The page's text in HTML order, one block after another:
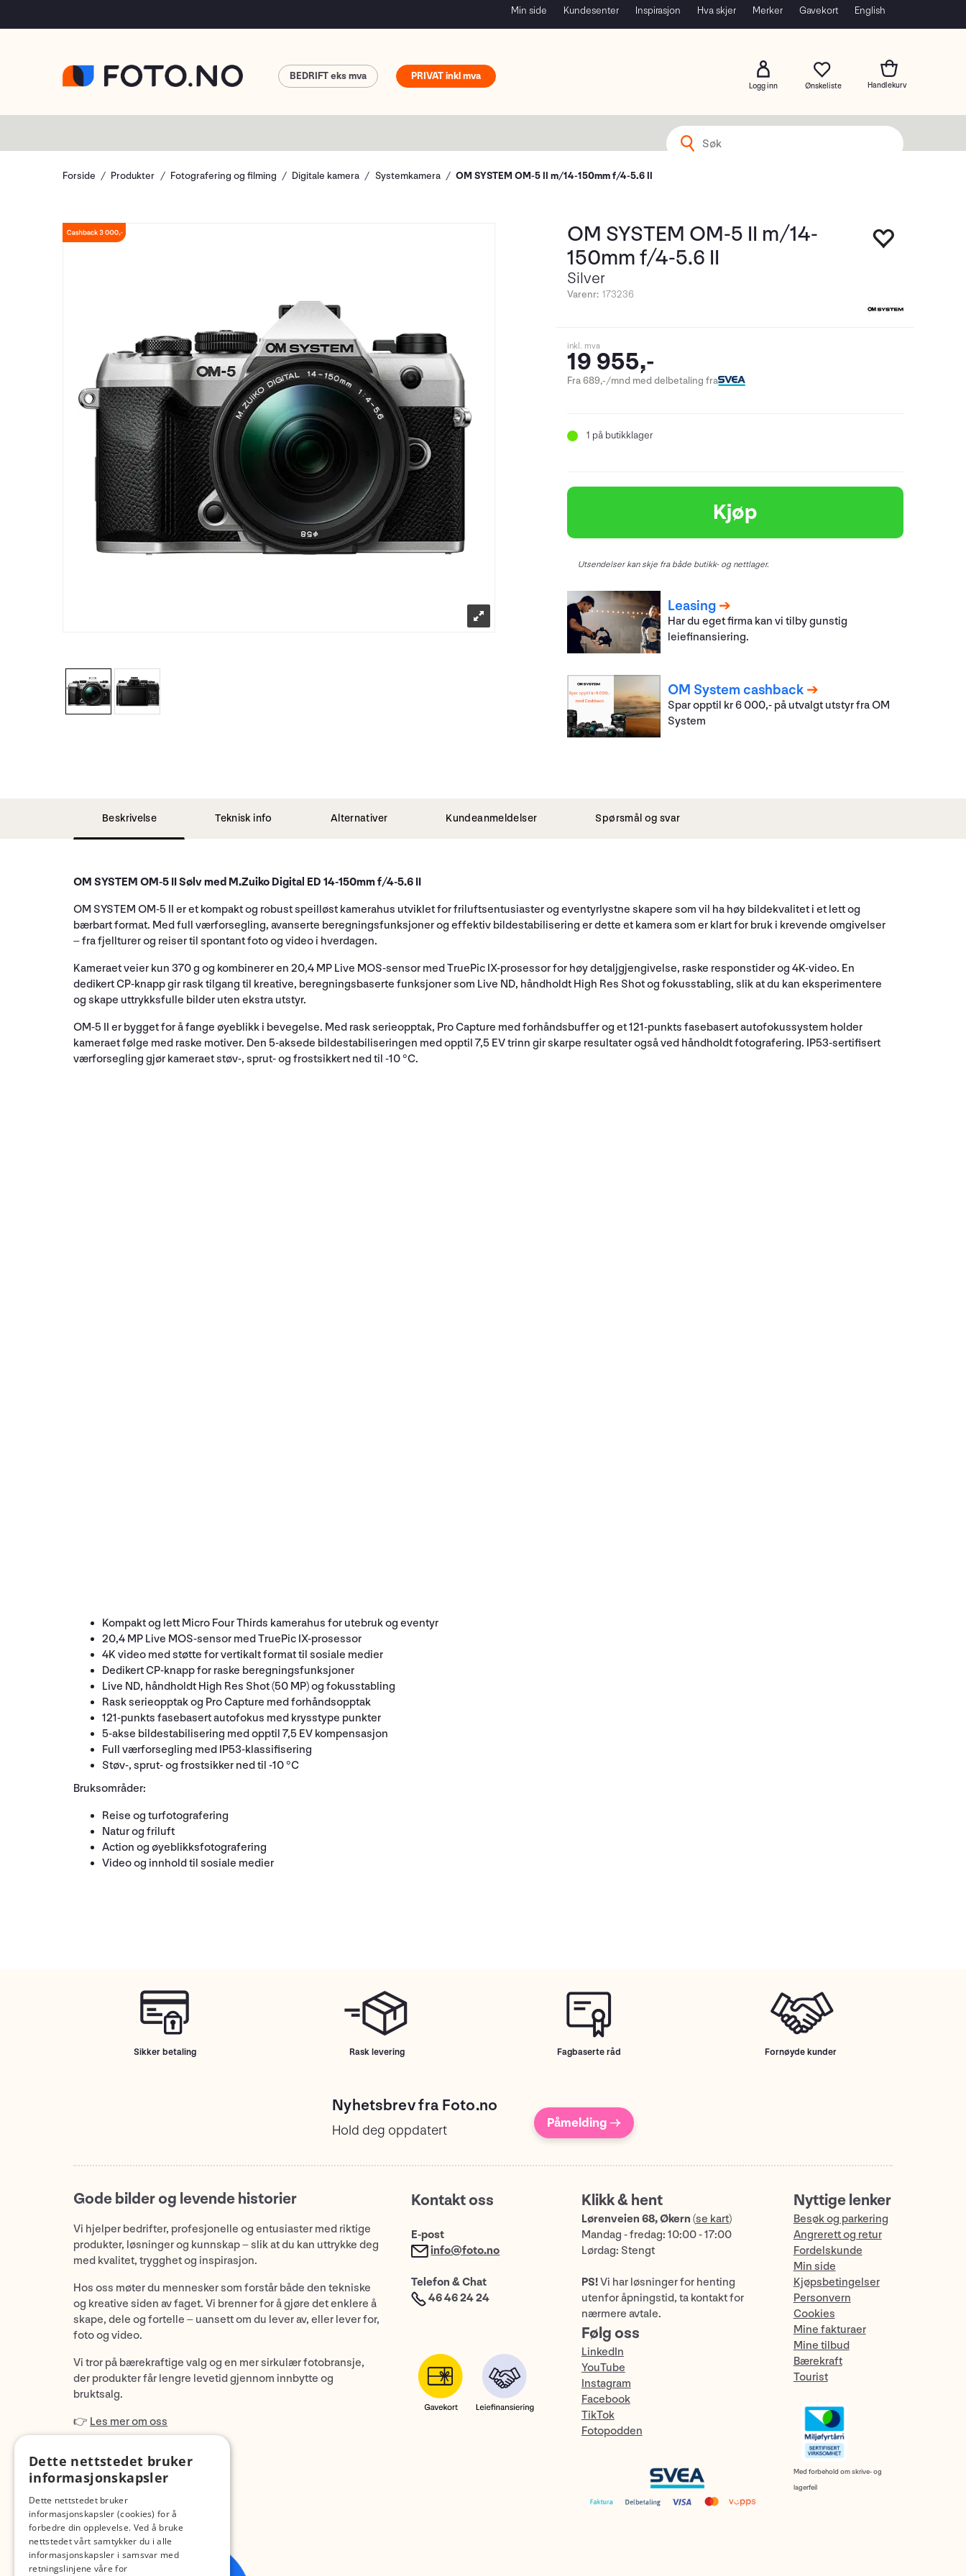
Min side Kundesenter Inspirasjon Hva skjer Merker Gavekort English
Logg inn
PRIVAT
BEDRIFT
Forside Produkter Fotografering og filming Digitale kamera Systemkamera OM SYSTEM OM-5 II m/14-150mm f/4-5.6 II
OM SYSTEM OM-5 II m/14-
150mm f/4-5.6 II
Silver
Varenr: 173236
inkl. mva
19 955,-
Fra 689,-/mnd med delbetaling fra
1 på butikklager
Kjøp
Utsendelser kan skje fra både butikk- og nettlager.
Leasing
Har du eget firma kan vi tilby gunstig
leiefinansiering.
OM System cashback
Spar opptil kr 6 000,- på utvalgt utstyr fra OM
System
Beskrivelse Teknisk info Alternativer Kundeanmeldelser Spørsmål og svar
OM SYSTEM OM-5 II Sølv med M.Zuiko Digital ED 14-150mm f/4-5.6 II
OM SYSTEM OM-5 II er et kompakt og robust speilløst kamerahus utviklet for friluftsentusiaster og eventyrlystne skapere som vil ha høy bildekvalitet i et lett og
bærbart format. Med full værforsegling, avanserte beregningsfunksjoner og effektiv bildestabilisering er dette et kamera som er klart for bruk i krevende omgivelser
– fra fjellturer og reiser til spontant foto og video i hverdagen.
Kameraet veier kun 370 g og kombinerer en 20,4 MP Live MOS-sensor med TruePic IX-prosessor for høy detaljgjengivelse, raske responstider og 4K-video. En
dedikert CP-knapp gir rask tilgang til kreative, beregningsbaserte funksjoner som Live ND, håndholdt High Res Shot og fokusstabling, slik at du kan eksperimentere
og skape uttrykksfulle bilder uten ekstra utstyr.
OM-5 II er bygget for å fange øyeblikk i bevegelse. Med rask serieopptak, Pro Capture med forhåndsbuffer og et 121-punkts fasebasert autofokussystem holder
kameraet følge med raske motiver. Den 5-aksede bildestabiliseringen med opptil 7,5 EV trinn gir skarpe resultater også ved håndholdt fotografering. IP53-sertifisert
værforsegling gjør kameraet støv-, sprut- og frostsikkert ned til -10 °C.
Kompakt og lett Micro Four Thirds kamerahus for utebruk og eventyr
20,4 MP Live MOS-sensor med TruePic IX-prosessor
4K video med støtte for vertikalt format til sosiale medier
Dedikert CP-knapp for raske beregningsfunksjoner
Live ND, håndholdt High Res Shot (50 MP) og fokusstabling
Rask serieopptak og Pro Capture med forhåndsopptak
121-punkts fasebasert autofokus med krysstype punkter
5-akse bildestabilisering med opptil 7,5 EV kompensasjon
Full værforsegling med IP53-klassifisering
Støv-, sprut- og frostsikker ned til -10 °C
Bruksområder:
Reise og turfotografering
Natur og friluft
Action og øyeblikksfotografering
Video og innhold til sosiale medier
Sikker betaling Rask levering Fagbaserte råd Fornøyde kunder
Nyhetsbrev fra Foto.no
Hold deg oppdatert Påmelding →
Gode bilder og levende historier
Vi hjelper bedrifter, profesjonelle og entusiaster med riktige
produkter, løsninger og kunnskap – slik at du kan uttrykke deg
med kvalitet, trygghet og inspirasjon.
Hos oss møter du mennesker som forstår både den tekniske
og kreative siden av faget. Vi brenner for å gjøre det enklere å
skape, dele og fortelle – uansett om du lever av, eller lever for,
foto og video.
Vi tror på bærekraftige valg og en mer sirkulær fotobransje,
der produkter får lengre levetid gjennom innbytte og
bruktsalg.
👉 Les mer om oss
Kontakt oss
E-post
info@foto.no
Telefon & Chat
46 46 24 24
Klikk & hent
Lørenveien 68, Økern (se kart)
Mandag - fredag: 10:00 - 17:00
Lørdag: Stengt
PS!Vi har løsninger for henting
utenfor åpningstid, ta kontakt for
nærmere avtale.
Følg oss
LinkedIn
YouTube
Instagram
Facebook
TikTok
Fotopodden
Nyttige lenker
Besøk og parkering
Angrerett og retur
Fordelskunde
Min side
Kjøpsbetingelser
Personvern
Cookies
Mine fakturaer
Mine tilbud
Bærekraft
Tourist
Med forbehold om skrive- og
lagerfeil
Dette nettstedet bruker
informasjonskapsler
Dette nettstedet bruker
informasjonskapsler (cookies) for å
forbedre din opplevelse. Ved å bruke
nettstedet vårt samtykker du i alle
informasjonskapsler i samsvar med
retningslinjene våre for